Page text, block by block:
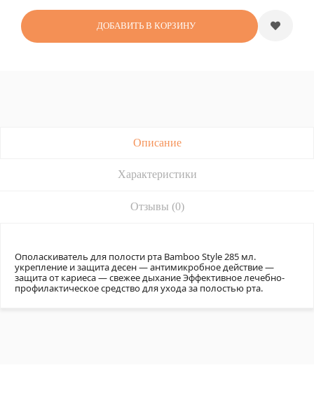
ДОБАВИТЬ В КОРЗИНУ
Описание
Характеристики
Отзывы (0)
Ополаскиватель для полости рта Bamboo Style 285 мл.
укрепление и защита десен — антимикробное действие —
защита от кариеса — свежее дыхание Эффективное лечебно-
профилактическое средство для ухода за полостью рта.